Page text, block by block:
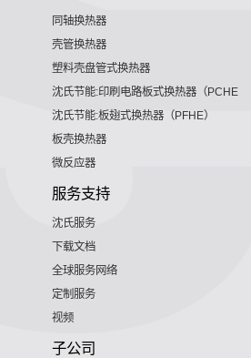
同轴换热器
壳管换热器
塑料壳盘管式换热器
沈氏节能:印刷电路板式换热器（PCHE）
沈氏节能:板翅式换热器（PFHE）
板壳换热器
微反应器
服务支持
沈氏服务
下载文档
全球服务网络
定制服务
视频
子公司